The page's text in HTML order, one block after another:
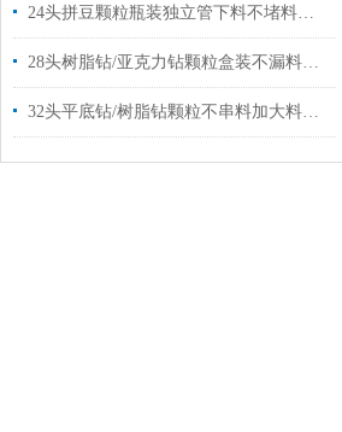
24头拼豆颗粒瓶装独立管下料不堵料分装机厂家定制
28头树脂钻/亚克力钻颗粒盒装不漏料分装机厂家现货
32头平底钻/树脂钻颗粒不串料加大料仓分装机厂家定制